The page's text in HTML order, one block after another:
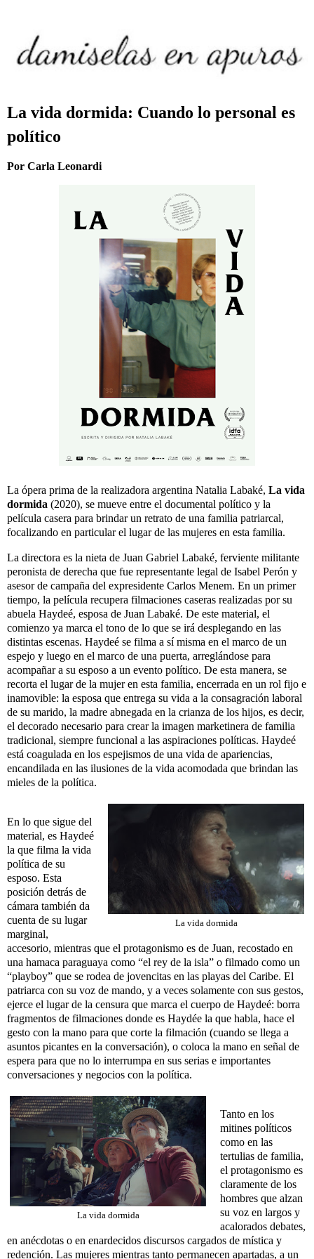
La vida dormida: Cuando lo personal es
político
Por Carla Leonardi
La ópera prima de la realizadora argentina Natalia Labaké, La vida
dormida (2020), se mueve entre el documental político y la
película casera para brindar un retrato de una familia patriarcal,
focalizando en particular el lugar de las mujeres en esta familia.
La directora es la nieta de Juan Gabriel Labaké, ferviente militante
peronista de derecha que fue representante legal de Isabel Perón y
asesor de campaña del expresidente Carlos Menem. En un primer
tiempo, la película recupera filmaciones caseras realizadas por su
abuela Haydeé, esposa de Juan Labaké. De este material, el
comienzo ya marca el tono de lo que se irá desplegando en las
distintas escenas. Haydeé se filma a sí misma en el marco de un
espejo y luego en el marco de una puerta, arreglándose para
acompañar a su esposo a un evento político. De esta manera, se
recorta el lugar de la mujer en esta familia, encerrada en un rol fijo e
inamovible: la esposa que entrega su vida a la consagración laboral
de su marido, la madre abnegada en la crianza de los hijos, es decir,
el decorado necesario para crear la imagen marketinera de familia
tradicional, siempre funcional a las aspiraciones políticas. Haydeé
está coagulada en los espejismos de una vida de apariencias,
encandilada en las ilusiones de la vida acomodada que brindan las
mieles de la política.
La vida dormida
En lo que sigue del
material, es Haydeé
la que filma la vida
política de su
esposo. Esta
posición detrás de
cámara también da
cuenta de su lugar
marginal,
accesorio, mientras que el protagonismo es de Juan, recostado en
una hamaca paraguaya como “el rey de la isla” o filmado como un
“playboy” que se rodea de jovencitas en las playas del Caribe. El
patriarca con su voz de mando, y a veces solamente con sus gestos,
ejerce el lugar de la censura que marca el cuerpo de Haydeé: borra
fragmentos de filmaciones donde es Haydée la que habla, hace el
gesto con la mano para que corte la filmación (cuando se llega a
asuntos picantes en la conversación), o coloca la mano en señal de
espera para que no lo interrumpa en sus serias e importantes
conversaciones y negocios con la política.
La vida dormida
Tanto en los
mitines políticos
como en las
tertulias de familia,
el protagonismo es
claramente de los
hombres que alzan
su voz en largos y
acalorados debates,
en anécdotas o en enardecidos discursos cargados de mística y
redención. Las mujeres mientras tanto permanecen apartadas, a un